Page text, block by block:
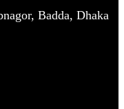
Badda, Dhaka